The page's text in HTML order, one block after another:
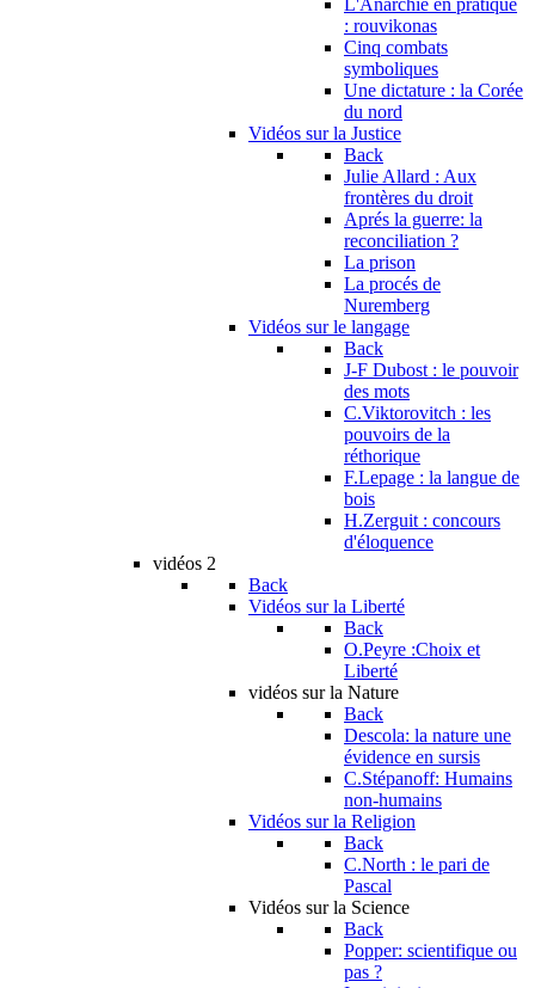
L'Anarchie en pratique
: rouvikonas
Cinq combats
symboliques
Une dictature : la Corée
du nord
Vidéos sur la Justice
Back
Julie Allard : Aux
frontères du droit
Aprés la guerre: la
reconciliation ?
La prison
La procés de
Nuremberg
Vidéos sur le langage
Back
J-F Dubost : le pouvoir
des mots
C.Viktorovitch : les
pouvoirs de la
réthorique
F.Lepage : la langue de
bois
H.Zerguit : concours
d'éloquence
vidéos 2
Back
Vidéos sur la Liberté
Back
O.Peyre :Choix et
Liberté
vidéos sur la Nature
Back
Descola: la nature une
évidence en sursis
C.Stépanoff: Humains
non-humains
Vidéos sur la Religion
Back
C.North : le pari de
Pascal
Vidéos sur la Science
Back
Popper: scientifique ou
pas ?